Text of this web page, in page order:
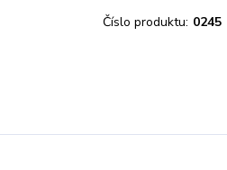
Číslo produktu: 0245